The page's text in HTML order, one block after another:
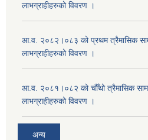
लाभग्राहीहरुको विवरण ।
आ.व. २०८२।०८३ को प्रथम त्रैमासिक
लाभग्राहीहरुको विवरण ।
आ.व. २०८१।०८२ को चौँथो त्रैमासिक
लाभग्राहीहरुको विवरण ।
अन्य